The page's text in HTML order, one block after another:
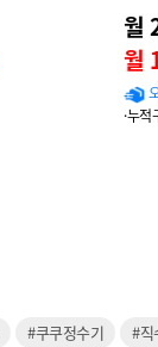
월
월
·누적
#쿠쿠정수기 #직